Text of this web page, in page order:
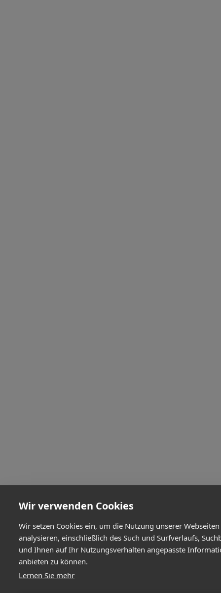
Wir verwenden Cookies
Wir setzen Cookies ein, um die Nutzung unserer
analysieren, einschließlich des Such und Surfverlaufs,
und Ihnen auf Ihr Nutzungsverhalten angepasste
anbieten zu können.
Lernen Sie mehr